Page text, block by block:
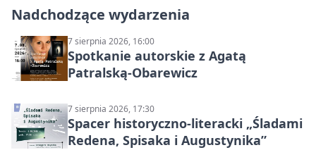
Nadchodzące wydarzenia
7 sierpnia 2026, 16:00
Spotkanie autorskie z Agatą
Patralską-Obarewicz
7 sierpnia 2026, 17:30
Spacer historyczno-literacki „Śladami
Redena, Spisaka i Augustynika”